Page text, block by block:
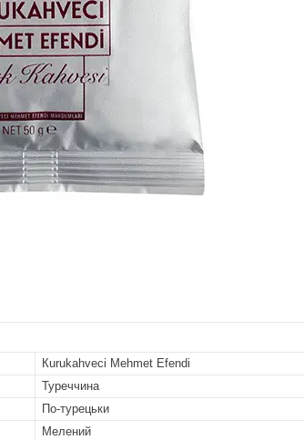
Кurukahveci Mehmet Efendi
Туреччина
По-турецьки
Мелений